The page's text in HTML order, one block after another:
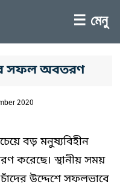
☰ মেনু
সফল অবতরণ
2020
বড় মনুষ্যবিহীন
করেছে। স্থানীয় সময়
উদ্দেশে সফলভাবে